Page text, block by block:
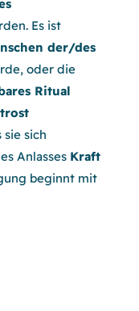
Es ist
der/des
oder die
Ritual
sie sich
Anlasses Kraft
beginnt mit